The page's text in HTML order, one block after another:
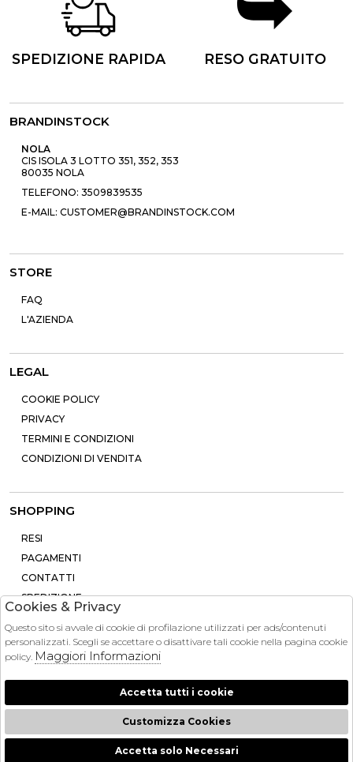
SPEDIZIONE RAPIDA RESO GRATUITO
BRANDINSTOCK
NOLA
CIS ISOLA 3 LOTTO 351, 352, 353
80035 NOLA
TELEFONO: 3509839535
E-MAIL: CUSTOMER@BRANDINSTOCK.COM
STORE
FAQ
L'AZIENDA
LEGAL
COOKIE POLICY
PRIVACY
TERMINI E CONDIZIONI
CONDIZIONI DI VENDITA
SHOPPING
RESI
PAGAMENTI
CONTATTI
SPEDIZIONE
2026 Brandinstock - P.iva : 13757860963 Powered by
Ateliersocietàgruppo Zucchetti
Cookies & Privacy
Questo sito si avvale di cookie di profilazione utilizzati per ads/contenuti
personalizzati. Scegli se accettare o disattivare tali cookie nella pagina cookie
policy. Maggiori Informazioni
Accetta tutti i cookie
Customizza Cookies
Accetta solo Necessari